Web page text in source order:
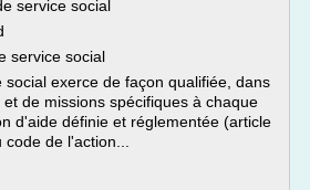
service social
service social
social exerce de façon qualifiée, dans
de missions spécifiques à chaque
d'aide définie et réglementée (article
de l'action...